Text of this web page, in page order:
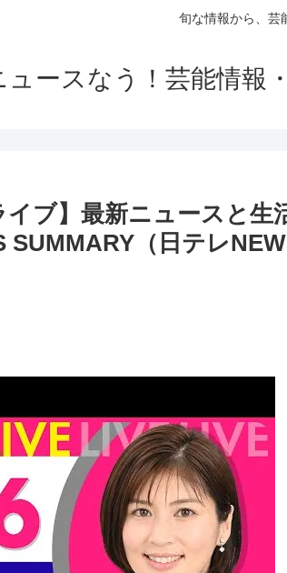
旬な情報から、芸
ュースなう！芸能情報
イブ】最新ニュースと
SUMMARY（日テレ